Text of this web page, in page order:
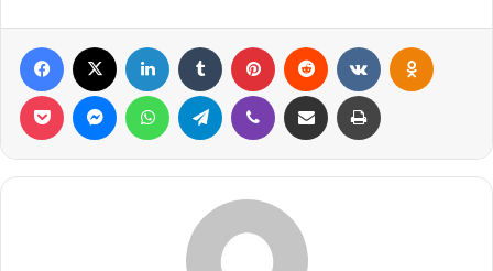
Facebook Linkedin Tumblr Pinterest Reddit
Pocket MessengerWhatsAppTelegram Viber Compartilhar via e-mail Imprimir